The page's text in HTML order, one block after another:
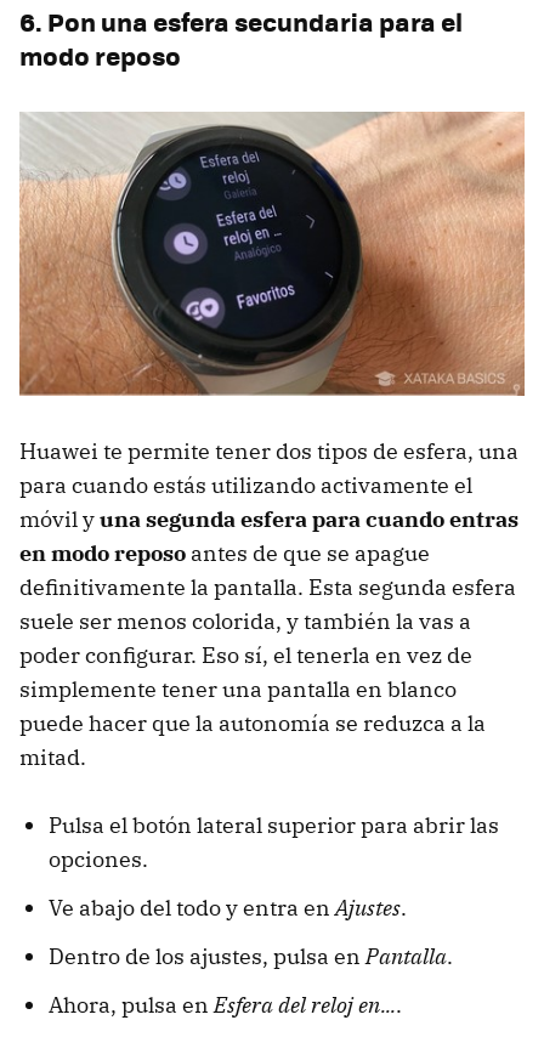
6. Pon una esfera secundaria para el
modo reposo
Huawei te permite tener dos tipos de esfera, una
para cuando estás utilizando activamente el
móvil yuna segunda esfera para cuando entras
en modo reposo antes de que se apague
definitivamente la pantalla. Esta segunda esfera
suele ser menos colorida, y también la vas a
poder configurar. Eso sí, el tenerla en vez de
simplemente tener una pantalla en blanco
puede hacer que la autonomía se reduzca a la
mitad.
Pulsa el botón lateral superior para abrir las
opciones.
Ve abajo del todo y entra enAjustes.
Dentro de los ajustes, pulsa enPantalla.
Ahora, pulsa enEsfera del reloj en....